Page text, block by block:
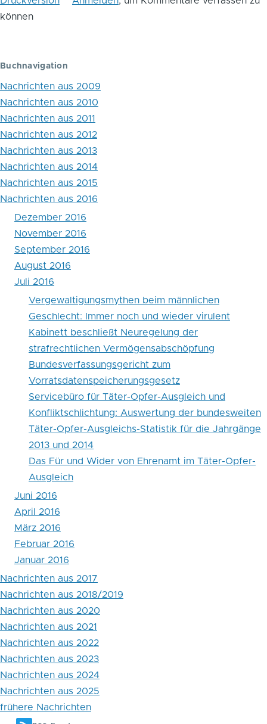
das
Buch
Vergewaltigungsmythen
beim
männlichen
Geschlecht:
Immer
noch
und
wieder
virulent
können
Buchnavigation
Nachrichten aus 2009
Nachrichten aus 2010
Nachrichten aus 2011
Nachrichten aus 2012
Nachrichten aus 2013
Nachrichten aus 2014
Nachrichten aus 2015
Nachrichten aus 2016
Dezember 2016
November 2016
September 2016
August 2016
Juli 2016
Vergewaltigungsmythen beim männlichen
Geschlecht: Immer noch und wieder virulent
Kabinett beschließt Neuregelung der
strafrechtlichen Vermögensabschöpfung
Bundesverfassungsgericht zum
Vorratsdatenspeicherungsgesetz
Servicebüro für Täter-Opfer-Ausgleich und
Konfliktschlichtung: Auswertung der bundesweiten
Täter-Opfer-Ausgleichs-Statistik für die Jahrgänge
2013 und 2014
Das Für und Wider von Ehrenamt im Täter-Opfer-
Ausgleich
Juni 2016
April 2016
März 2016
Februar 2016
Januar 2016
Nachrichten aus 2017
Nachrichten aus 2018/2019
Nachrichten aus 2020
Nachrichten aus 2021
Nachrichten aus 2022
Nachrichten aus 2023
Nachrichten aus 2024
Nachrichten aus 2025
frühere Nachrichten